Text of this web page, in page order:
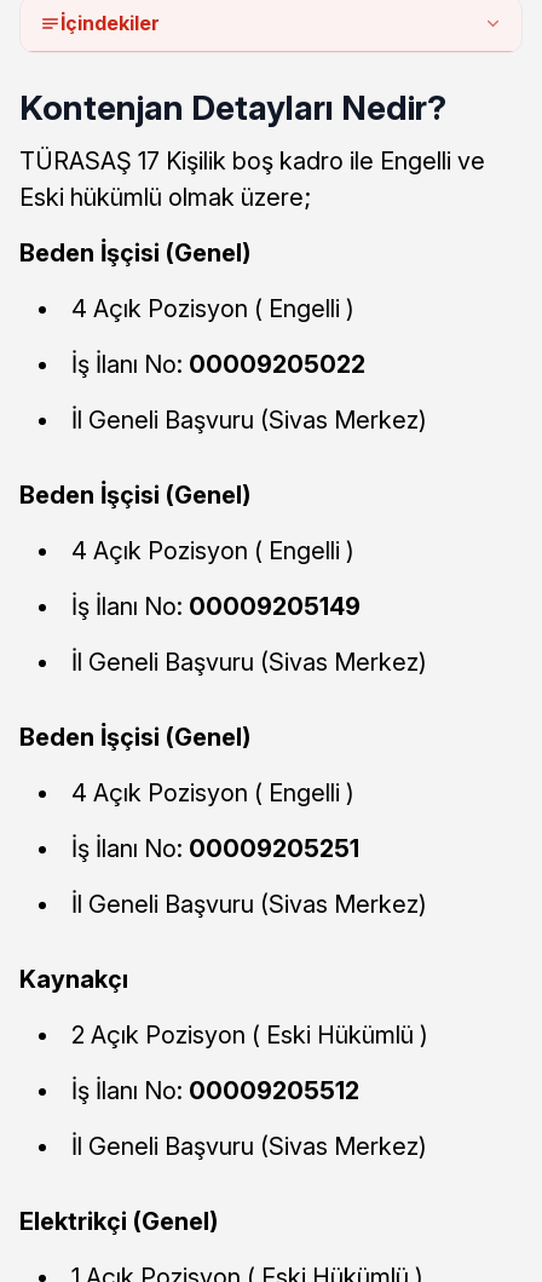
İçindekiler
Kontenjan Detayları Nedir?
TÜRASAŞ 17 Kişilik boş kadro ile Engelli ve
Eski hükümlü olmak üzere;
Beden İşçisi (Genel)
4 Açık Pozisyon ( Engelli )
İş İlanı No: 00009205022
İl Geneli Başvuru (Sivas Merkez)
Beden İşçisi (Genel)
4 Açık Pozisyon ( Engelli )
İş İlanı No: 00009205149
İl Geneli Başvuru (Sivas Merkez)
Beden İşçisi (Genel)
4 Açık Pozisyon ( Engelli )
İş İlanı No: 00009205251
İl Geneli Başvuru (Sivas Merkez)
Kaynakçı
2 Açık Pozisyon ( Eski Hükümlü )
İş İlanı No: 00009205512
İl Geneli Başvuru (Sivas Merkez)
Elektrikçi (Genel)